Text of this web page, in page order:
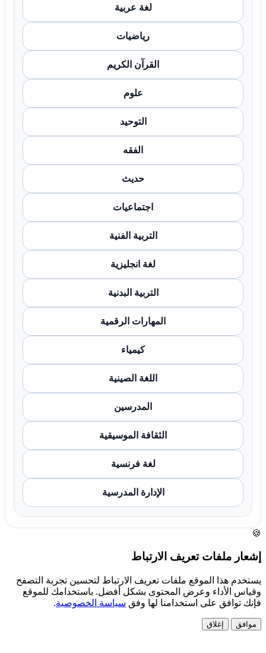
لغة عربية
رياضيات
القرآن الكريم
علوم
التوحيد
الفقه
حديث
اجتماعيات
التربية الفنية
لغة انجليزية
التربية البدنية
المهارات الرقمية
كيمياء
اللغة الصينية
المدرسين
الثقافة الموسيقية
لغة فرنسية
الإدارة المدرسية
🍪
إشعار ملفات تعريف الارتباط
يستخدم هذا الموقع ملفات تعريف الارتباط لتحسين تجربة التصفح
وقياس الأداء وعرض المحتوى بشكل أفضل. باستخدامك للموقع
فإنك توافق على استخدامنا لها وفق سياسة الخصوصية.
موافق إغلاق